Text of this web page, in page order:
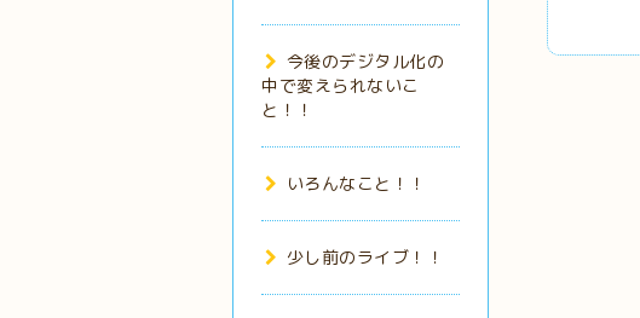
今後のデジタル化の
中で変えられないこ
と！！
いろんなこと！！
少し前のライブ！！